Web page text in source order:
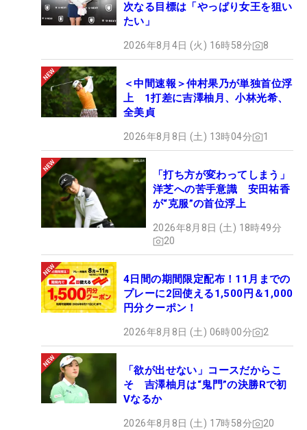
次なる目標は「やっぱり女王を狙い
たい」
2026年8月4日 (火) 16時58分 8
＜中間速報＞仲村果乃が単独首位浮
上 1打差に吉澤柚月、小林光希、
全美貞
2026年8月8日 (土) 13時04分 1
「打ち方が変わってしまう」
洋芝への苦手意識 安田祐香
が“克服”の首位浮上
2026年8月8日 (土) 18時49分
20
4日間の期間限定配布！11月までの
プレーに2回使える1,500円＆1,000
円分クーポン！
2026年8月8日 (土) 06時00分 2
「欲が出せない」コースだからこ
そ 吉澤柚月は“鬼門”の決勝Rで初
Vなるか
2026年8月8日 (土) 17時58分 20